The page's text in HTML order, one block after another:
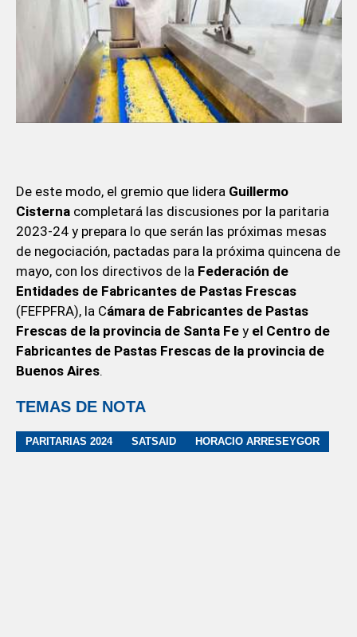
De este modo, el gremio que lidera Guillermo
Cisternacompletará las discusiones por la paritaria
2023-24 y prepara lo que serán las próximas mesas
de negociación, pactadas para la próxima quincena de
mayo, con los directivos de la Federación de
Entidades de Fabricantes de Pastas Frescas
(FEFPFRA), la Cámara de Fabricantes de Pastas
Frescas de la provincia de Santa Fe y el Centro de
Fabricantes de Pastas Frescas de la provincia de
Buenos Aires.
TEMAS DE NOTA
PARITARIAS 2024 SATSAID HORACIO ARRESEYGOR